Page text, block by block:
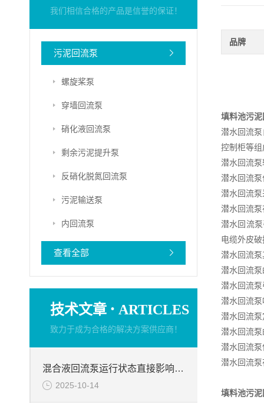
我们相信合格的产品是信誉的保证！
污泥回流泵
螺旋桨泵
穿墙回流泵
硝化液回流泵
剩余污泥提升泵
反硝化脱氮回流泵
污泥输送泵
内回流泵
查看全部
技术文章 · ARTICLES
致力于成为合格的解决方案供应商！
混合液回流泵运行状态直接影响整个工艺流程的稳定性与效率
2025-10-14
品牌
填料池污
潜水回流
控制柜等组
潜水回流
潜水回流
潜水回流
潜水回流
潜水回流
电缆外皮
潜水回流
潜水回流
潜水回流
潜水回流
潜水回流
潜水回流
潜水回流
潜水回流
填料池污